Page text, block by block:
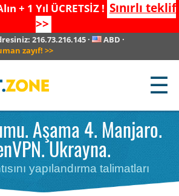
+ 1 Yıl ÜCRETSİZ ! Sınırlı teklif
>>
216.73.216.145 · ABD ·
zayıf! >>
☰
Aşama 4. Manjaro.
Ukrayna.
yapılandırma talimatları